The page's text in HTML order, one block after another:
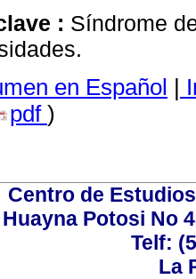
: Síndrome
en Español |
pdf )
Centro de
Huayna Potosi No
Telf:
La